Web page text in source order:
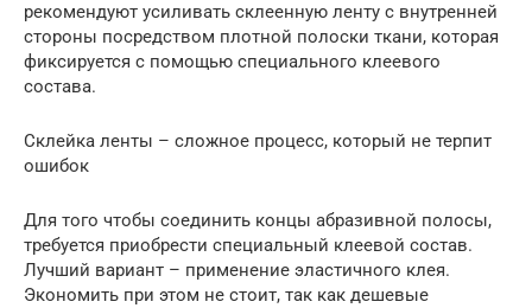
рекомендуют усиливать склеенную ленту с внутренней
стороны посредством плотной полоски ткани, которая
фиксируется с помощью специального клеевого
состава.
Склейка ленты – сложное процесс, который не терпит
ошибок
Для того чтобы соединить концы абразивной полосы,
требуется приобрести специальный клеевой состав.
Лучший вариант – применение эластичного клея.
Экономить при этом не стоит, так как дешевые